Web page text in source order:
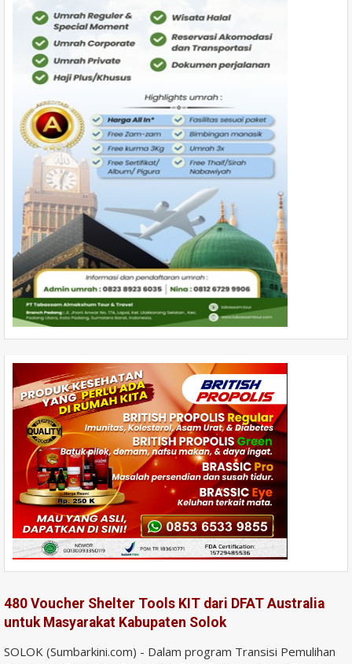
480 Voucher Shelter Tools KIT dari DFAT Australia
untuk Masyarakat Kabupaten Solok
SOLOK (Sumbarkini.com) - Dalam program Transisi Pemulihan